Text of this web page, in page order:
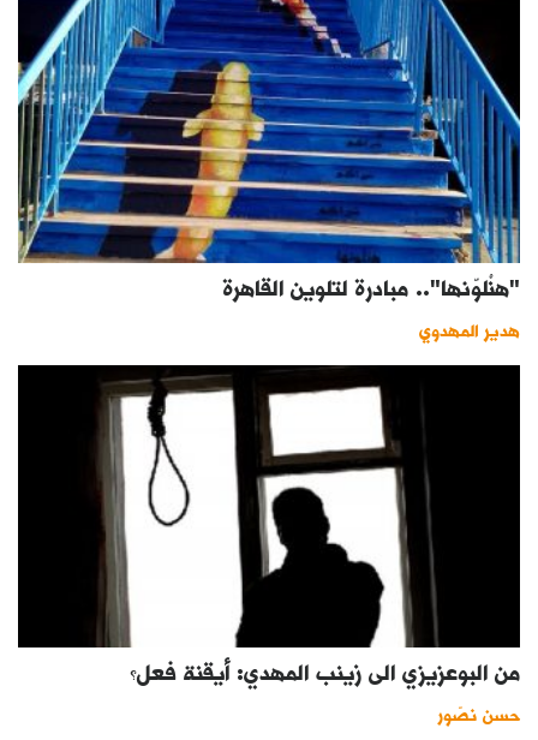
"هنْلوّنها".. مبادرة لتلوين القاهرة
هدير المهدوي
من البوعزيزي الى زينب المهدي: أيقنة فعل؟
حسن نصّور